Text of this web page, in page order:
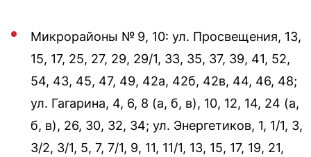
Микрорайоны № 9, 10: ул. Просвещения, 13,
15, 17, 25, 27, 29, 29/1, 33, 35, 37, 39, 41, 52,
54, 43, 45, 47, 49, 42а, 42б, 42в, 44, 46, 48;
ул. Гагарина, 4, 6, 8 (а, б, в), 10, 12, 14, 24 (а,
б, в), 26, 30, 32, 34; ул. Энергетиков, 1, 1/1, 3,
3/2, 3/1, 5, 7, 7/1, 9, 11, 11/1, 13, 15, 17, 19, 21,